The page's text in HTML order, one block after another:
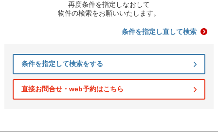
再度条件を指定しなおして
物件の検索をお願いいたします。
条件を指定し直して検索
条件を指定して検索をする
直接お問合せ・web予約はこちら